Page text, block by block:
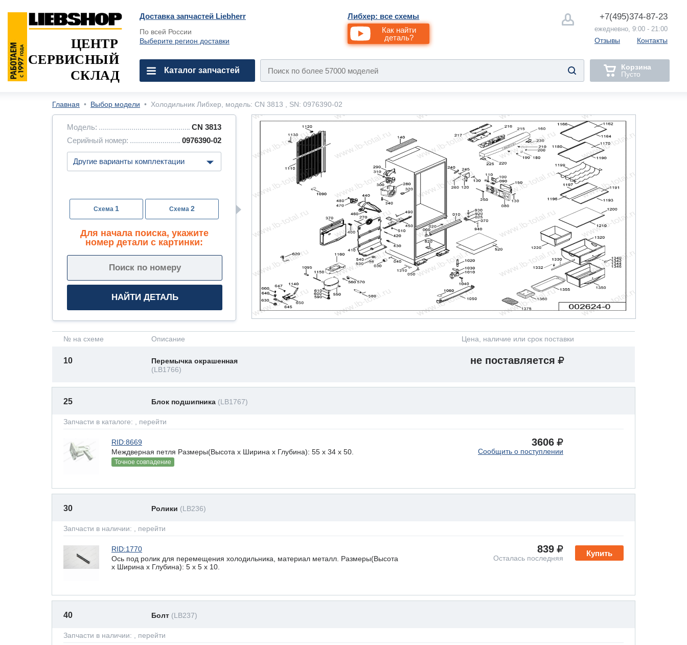
Доставка запчастей Liebherr
По всей России
Выберите регион доставки
Либхер: все схемы
Как найти
деталь?
+7(495)374-87-23
ежедневно, 9:00 - 21:00
Отзывы Контакты
ЦЕНТР
СЕРВИСНЫЙ
СКЛАД
Каталог запчастей
Корзина
Пусто
Главная • Выбор модели • Холодильник Либхер, модель: CN 3813 , SN: 0976390-02
Модель:
CN 3813
Серийный номер:
0976390-02
1 2
Для начала поиска, укажите
номер детали с картинки:
№ на схеме Описание Цена, наличие или срок поставки
10
Перемычка окрашенная
(LB1766)
не поставляется
25 Блок подшипника (LB1767)
Запчасти в каталоге: , перейти
RID:8669
Междверная петля Размеры(Высота х Ширина х Глубина): 55 x 34 х 50.
Точное совпадение
3606
Сообщить о поступлении
30 Ролики (LB236)
Запчасти в наличии: , перейти
Купить
RID:1770
Ось под ролик для перемещения холодильника, материал металл. Размеры(Высота
х Ширина х Глубина): 5 x 5 х 10.
839
Осталась последняя
40 Болт (LB237)
Запчасти в наличии: , перейти